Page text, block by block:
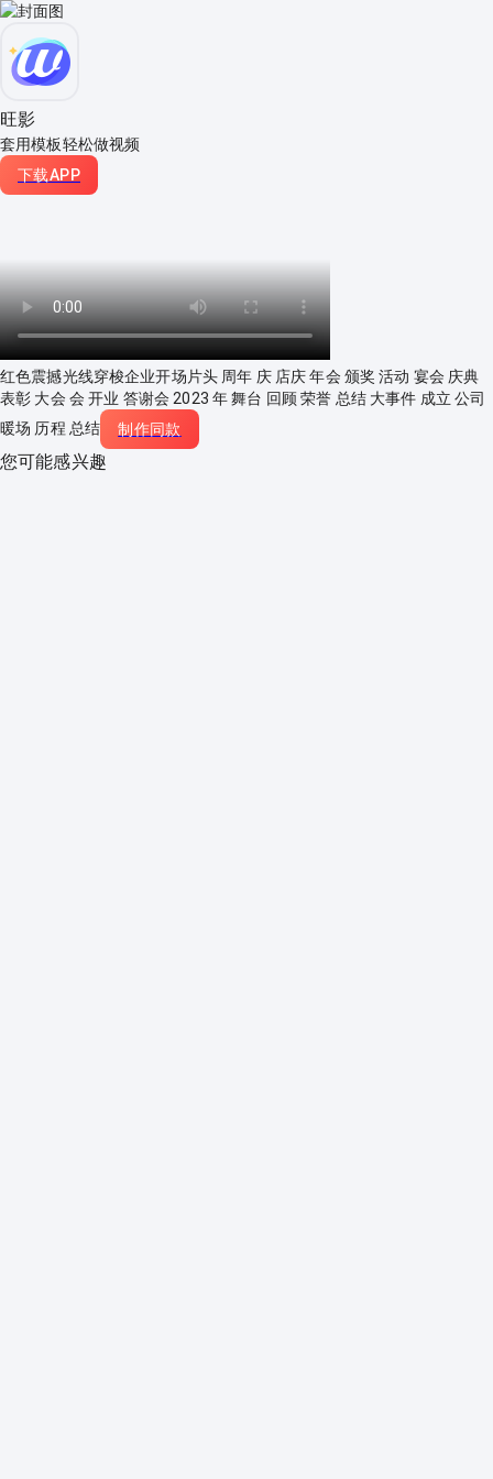
旺影
套用模板轻松做视频
下载APP
红色震撼光线穿梭企业开场片头 周年 庆 店庆 年会 颁奖 活动 宴会 庆典
表彰 大会 会 开业 答谢会 2023 年 舞台 回顾 荣誉 总结 大事件 成立 公司
暖场 历程 总结
制作同款
您可能感兴趣